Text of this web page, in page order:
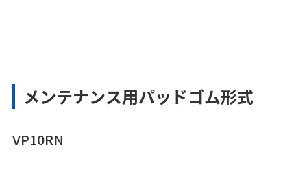
メンテナンス用パッドゴム形式
VP10RN